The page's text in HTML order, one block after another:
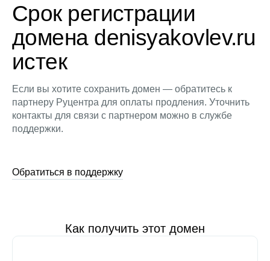
Срок регистрации
домена denisyakovlev.ru
истек
Если вы хотите сохранить домен — обратитесь к
партнеру Руцентра для оплаты продления. Уточнить
контакты для связи с партнером можно в службе
поддержки.
Обратиться в поддержку
Как получить этот домен